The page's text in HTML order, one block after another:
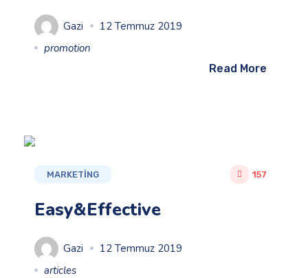
Gazi
12 Temmuz 2019
promotion
Read More
MARKETING 157
Easy&Effective
Gazi
12 Temmuz 2019
articles